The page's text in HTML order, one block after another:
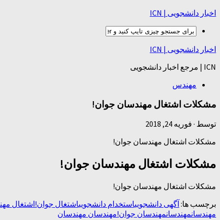
اخبار دانشجویی | ICN
اخبار دانشجویی | ICN
ICN | مرجع اخبار دانشجویی
مهندس
مشکلات اشتغال مهندسان جوان!
توسط · فوریه 24, 2018
مشکلات اشتغال مهندسان جوان!
مشکلات اشتغال مهندسان جوان!
مشکلات اشتغال مهندسان جوان!
برچسب ها: آگهی دانشجوییاستخدام دانشجوییاشتغال جوان!اشتغال
مهندسانمهندسانمهندسان جوان!مهندسان مهندسان